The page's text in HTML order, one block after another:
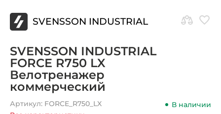
SVENSSON INDUSTRIAL
SVENSSON INDUSTRIAL
FORCE R750 LX
Велотренажер
коммерческий
Артикул: FORCE_R750_LX
В наличии